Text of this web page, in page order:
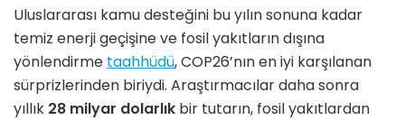
Uluslararası kamu desteğini bu yılın sonuna kadar
temiz enerji geçişine ve fosil yakıtların dışına
yönlendirme taahhüdü, COP26’nın en iyi karşılanan
sürprizlerinden biriydi. Araştırmacılar daha sonra
yıllık 28 milyar dolarlık bir tutarın, fosil yakıtlardan